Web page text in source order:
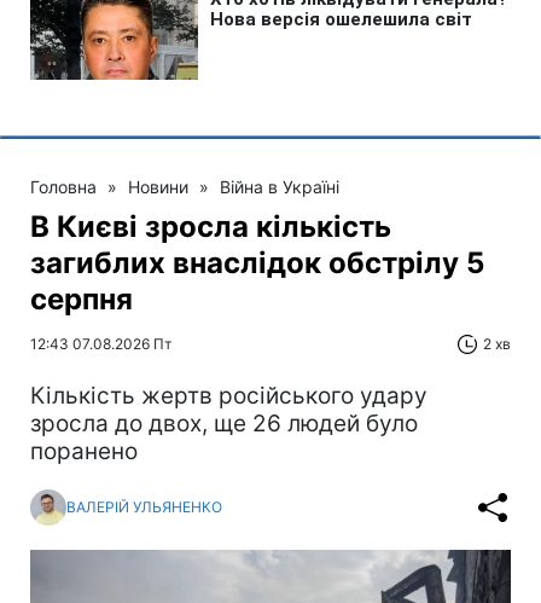
Головна » Новини » Війна в Україні
В Києві зросла кількість
загиблих внаслідок обстрілу 5
серпня
12:43 07.08.2026 Пт 2 хв
Кількість жертв російського удару
зросла до двох, ще 26 людей було
поранено
ВАЛЕРІЙ УЛЬЯНЕНКО